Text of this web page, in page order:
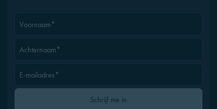
Voornaam*
Achternaam*
E-mailadres*
Gelieve dit veld leeg te latenSchrijf me in